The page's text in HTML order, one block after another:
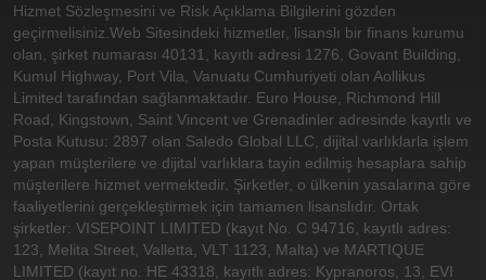
Hizmet Sözleşmesini ve Risk Açıklama Bilgilerini gözden
geçirmelisiniz. Web Sitesindeki hizmetler, lisanslı bir finans kurumu
olan, şirket numarası 40131, kayıtlı adresi 1276, Govant Building,
Kumul Highway, Port Vila, Vanuatu Cumhuriyeti olan Aollikus
Limited tarafından sağlanmaktadır. Euro House, Richmond Hill
Road, Kingstown, Saint Vincent ve Grenadinler adresinde kayıtlı ve
Posta Kutusu: 2897 olan Saledo Global LLC, dijital varlıklarla işlem
yapan müşterilere ve dijital varlıklara tayin edilmiş hesaplara sahip
müşterilere hizmet vermektedir. Şirketler, o ülkenin yasalarına göre
faaliyetlerini gerçekleştirmek için tamamen lisanslıdır. Ortak
şirketler: VISEPOINT LIMITED (kayıt No. C 94716, kayıtlı adres:
123, Melita Street, Valletta, VLT 1123, Malta) ve MARTIQUE
LIMITED (kayıt no. HE 43318, kayıtlı adres: Kypranoros, 13, EVI